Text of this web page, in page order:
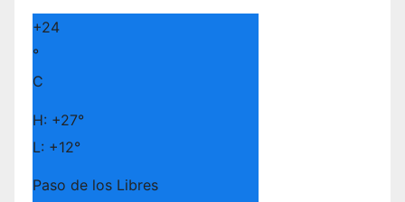
+24
°
C
H: +27°
L: +12°
Paso de los Libres